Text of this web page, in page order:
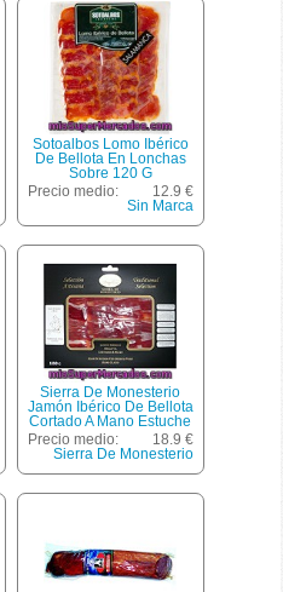
Sotoalbos Lomo Ibérico
De Bellota En Lonchas
Sobre 120 G
Precio medio:
12.9 €
Sin Marca
Sierra De Monesterio
Jamón Ibérico De Bellota
Cortado A Mano Estuche
100 G
Precio medio:
18.9 €
Sierra De Monesterio